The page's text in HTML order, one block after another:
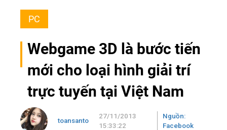
PC
Webgame 3D là bước tiến
mới cho loại hình giải trí
trực tuyến tại Việt Nam
toansanto
27/11/2013
15:33:22
Nguồn:
Facebook